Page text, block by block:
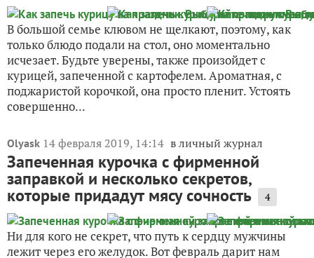
В большой семье клювом не щелкают, поэтому, как
только блюдо подали на стол, оно моментально
исчезает. Будьте уверены, также произойдет с
курицей, запеченной с картофелем. Ароматная, с
поджаристой корочкой, она просто пленит. Устоять
совершенно...
Olyask 14 февраля 2019, 14:14 в личный журнал
Запеченная курочка с фирменной
заправкой и несколько секретов,
которые придадут мясу сочность 4
Ни для кого не секрет, что путь к сердцу мужчины
лежит через его желудок. Вот февраль дарит нам